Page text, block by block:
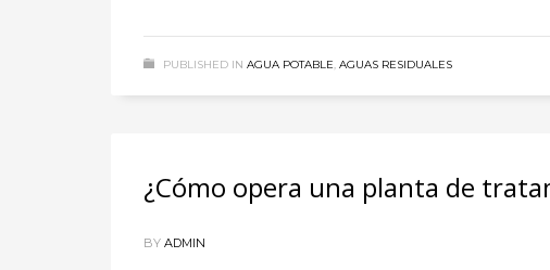
PUBLISHED IN AGUA POTABLE, AGUAS RESIDUALES
¿Cómo opera una planta de
BY ADMIN